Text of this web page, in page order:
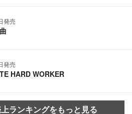
発売
発売
HARD WORKER
ランキングをもっと見る